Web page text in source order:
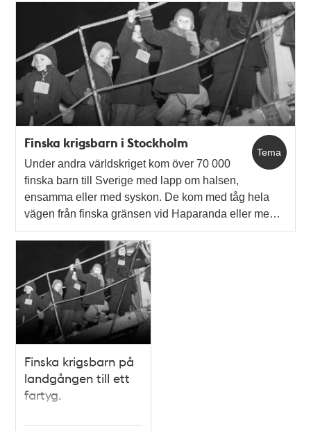
Tema
Finska krigsbarn i Stockholm
Under andra världskriget kom över 70 000
finska barn till Sverige med lapp om halsen,
ensamma eller med syskon. De kom med tåg hela
vägen från finska gränsen vid Haparanda eller me…
Finska krigsbarn på
landgången till ett
fartyg.